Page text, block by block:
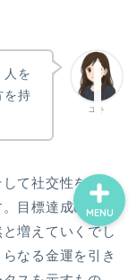
ユキ
人を
を持
て社交性を活か
目標達成のため
増えていくでし
なる金運を引き
MENU
ィール